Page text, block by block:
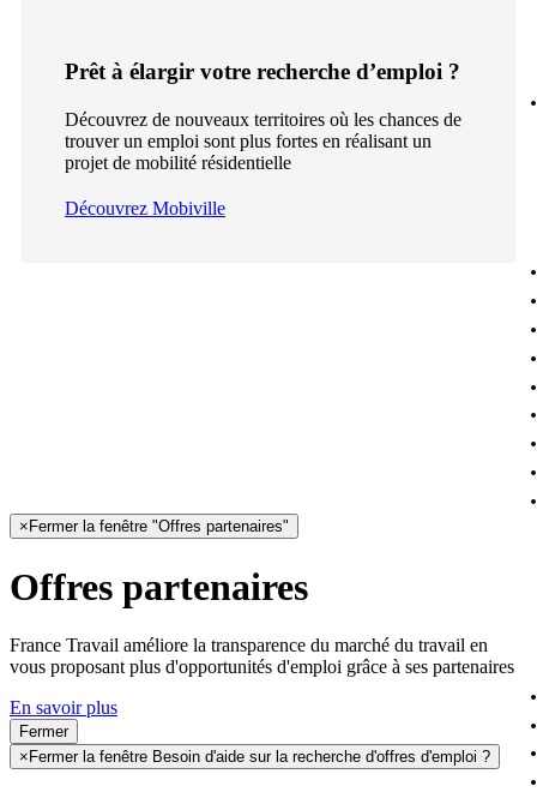
Prêt à élargir votre recherche d’emploi ?
Découvrez de nouveaux territoires où les chances de
trouver un emploi sont plus fortes en réalisant un
projet de mobilité résidentielle
Découvrez Mobiville
× Fermer la fenêtre "Offres partenaires"
Offres partenaires
France Travail améliore la transparence du marché du travail en
vous proposant plus d'opportunités d'emploi grâce à ses partenaires
En savoir plus
Fermer
× Fermer la fenêtre Besoin d'aide sur la recherche d'offres d'emploi ?